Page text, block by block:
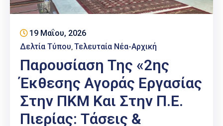
Παραδοσιακών
Επαγγελμάτων
Έκθεση
ΕΒΕΠ-
19 Μαΐου, 2026
Δελτία Τύπου Τελευταία Νέα-Αρχική
Παρουσίαση Της «2ης
Έκθεσης Αγοράς Εργασίας
Στην ΠΚΜ Και Στην Π.Ε.
Πιερίας: Τάσεις &